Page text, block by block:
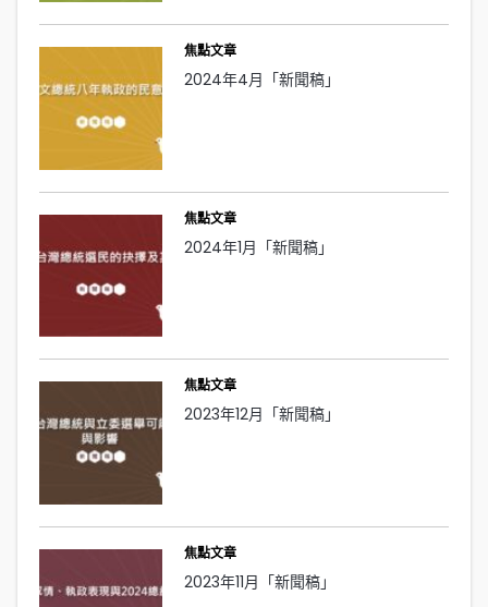
焦點文章
2024年4月「新聞稿」
焦點文章
2024年1月「新聞稿」
焦點文章
2023年12月「新聞稿」
焦點文章
2023年11月「新聞稿」